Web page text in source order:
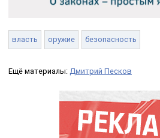
власть оружие безопасность
Ещё материалы: Дмитрий Песков